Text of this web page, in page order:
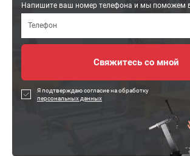
Напишите ваш номер телефона и мы поможем
Я подтверждаю согласие на обработку
персональных данных